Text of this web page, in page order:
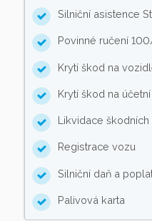
Silniční asistence
Povinné ručení
Krytí škod na
Krytí škod na
Likvidace škodních
Registrace vozu
Silniční daň a
Palivová karta